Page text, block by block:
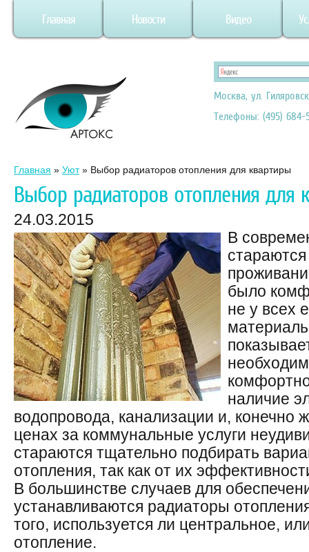
Главная Новости Видео
Москва, ул.
Телефоны: (495) 684-
Главная » Уют» Выбор радиаторов отопления для квартиры
Выбор радиаторов отопления для
24.03.2015
В
было
не у всех
наличие
водопровода, канализации и,
ценах за коммунальные услуги
стараются тщательно подбирать
отопления, так как от их
В большинстве случаев для
устанавливаются радиаторы
того, используется ли центральное,
отопление.